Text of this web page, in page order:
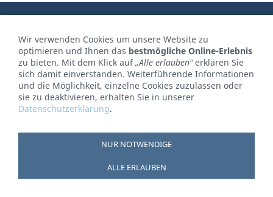
Wir verwenden Cookies um unsere Website zu
optimieren und Ihnen das bestmögliche Online-Erlebnis
zu bieten. Mit dem Klick auf„Alle erlauben“erklären Sie
sich damit einverstanden. Weiterführende Informationen
und die Möglichkeit, einzelne Cookies zuzulassen oder
sie zu deaktivieren, erhalten Sie in unserer
Datenschutzerklärung.
NUR NOTWENDIGE
ALLE ERLAUBEN